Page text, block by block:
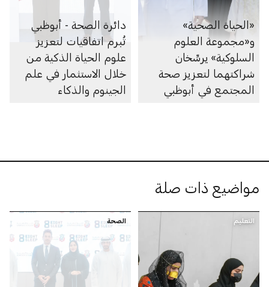
«الحياة الصحية»
و«مجموعة العلوم
السلوكية» يرسِّخان
شراكتهما لتعزيز صحة
المجتمع في أبوظبي
دائرة الصحة - أبوظبي
تُبرم اتفاقيات لتعزيز
علوم الحياة الذكية من
خلال الاستثمار في علم
الجينوم والذكاء
مواضيع ذات صلة
التعليم الصحة